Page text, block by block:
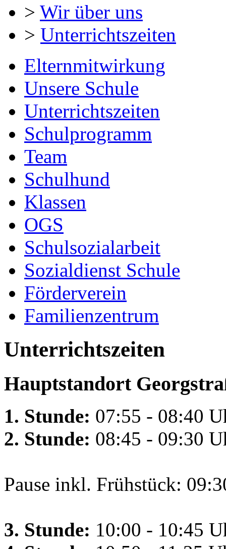
> Wir über uns
> Unterrichtszeiten
Elternmitwirkung
Unsere Schule
Unterrichtszeiten
Schulprogramm
Team
Schulhund
Klassen
OGS
Schulsozialarbeit
Sozialdienst Schule
Förderverein
Familienzentrum
Unterrichtszeiten
Hauptstandort
1. Stunde: 07:55 - 08:40
2. Stunde: 08:45 - 09:30
Pause inkl. Frühstück:
3. Stunde: 10:00 - 10:45